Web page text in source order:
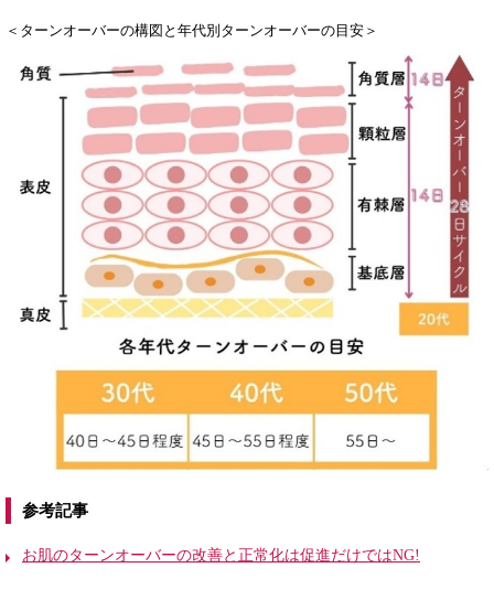
＜ターンオーバーの構図と年代別ターンオーバーの目安＞
参考記事
お肌のターンオーバーの改善と正常化は促進だけではNG!